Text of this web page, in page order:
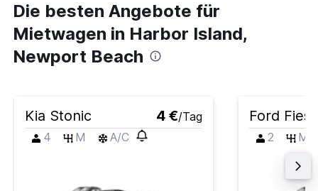
Die besten Angebote für
Mietwagen in Harbor Island,
Newport Beach
Kia Stonic 4 €/Tag
4
M A/C
Ford
2 M